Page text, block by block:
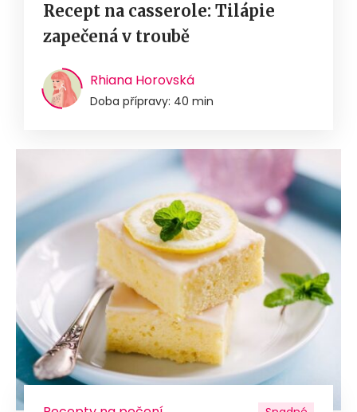
Recept na casserole: Tilápie
zapečená v troubě
Rhiana Horovská
Doba přípravy: 40 min